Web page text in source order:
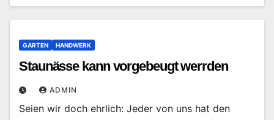
GARTEN HANDWERK
Staunässe kann vorgebeugt werrden
ADMIN
Seien wir doch ehrlich: Jeder von uns hat den